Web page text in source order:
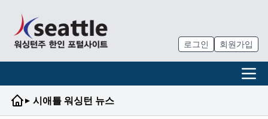
로그인 회원가입
▸ 시애틀 워싱턴 뉴스